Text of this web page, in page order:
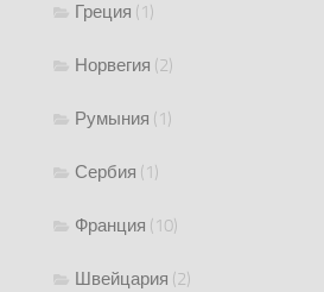
Греция (1)
Норвегия (2)
Румыния (1)
Сербия (1)
Франция (10)
Швейцария (2)